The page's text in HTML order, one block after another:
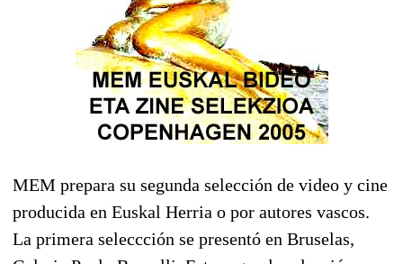
MEM prepara su segunda selección de video y cine
producida en Euskal Herria o por autores vascos.
La primera seleccción se presentó en Bruselas,